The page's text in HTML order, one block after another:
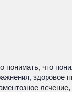
понимать, что
здоровое